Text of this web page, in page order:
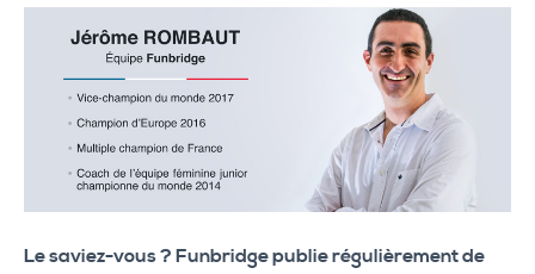
Le saviez-vous ? Funbridge publie régulièrement de